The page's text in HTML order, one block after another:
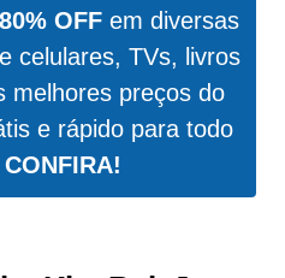
OFFem diversas
celulares, TVs, livros
melhores preços do
e rápido para todo
CONFIRA!